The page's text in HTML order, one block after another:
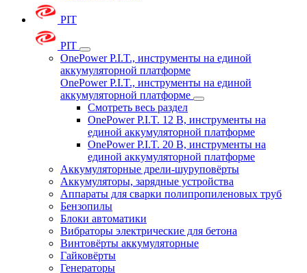
PIT
PIT
OnePower P.I.T., инструменты на единой
аккумуляторной платформе
OnePower P.I.T., инструменты на единой
аккумуляторной платформе
Смотреть весь раздел
OnePower P.I.T. 12 В, инструменты на
единой аккумуляторной платформе
OnePower P.I.T. 20 В, инструменты на
единой аккумуляторной платформе
Аккумуляторные дрели-шуруповёрты
Аккумуляторы, зарядные устройства
Аппараты для сварки полипропиленовых труб
Бензопилы
Блоки автоматики
Вибраторы электрические для бетона
Винтовёрты аккумуляторные
Гайковёрты
Генераторы